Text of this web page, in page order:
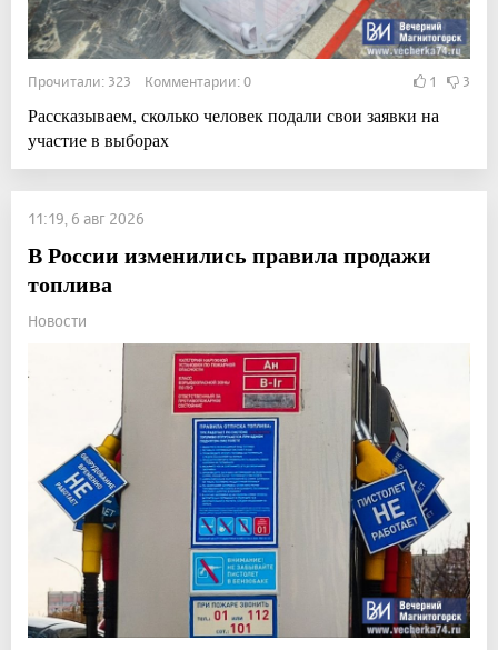
Прочитали: 323 Комментарии: 0 1 3
Рассказываем, сколько человек подали свои заявки на
участие в выборах
11:19, 6 авг 2026
В России изменились правила продажи
топлива
Новости